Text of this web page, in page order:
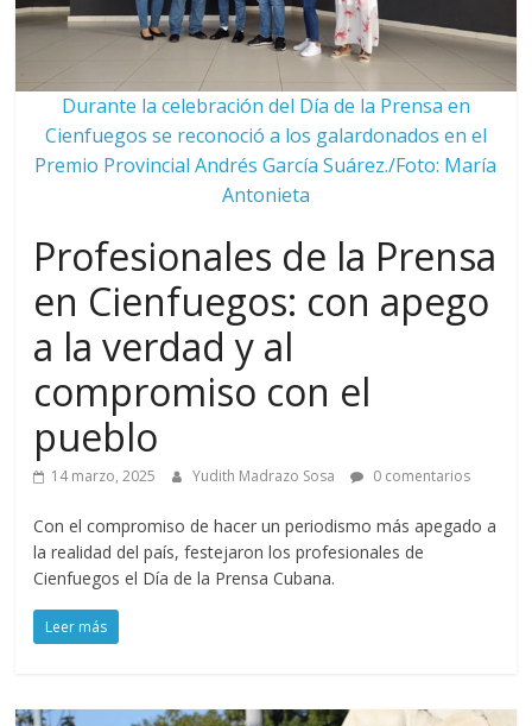
Durante la celebración del Día de la Prensa en
Cienfuegos se reconoció a los galardonados en el
Premio Provincial Andrés García Suárez./Foto: María
Antonieta
Profesionales de la Prensa
en Cienfuegos: con apego
a la verdad y al
compromiso con el
pueblo
14 marzo, 2025 Yudith Madrazo Sosa 0 comentarios
Con el compromiso de hacer un periodismo más apegado a
la realidad del país, festejaron los profesionales de
Cienfuegos el Día de la Prensa Cubana.
Leer más